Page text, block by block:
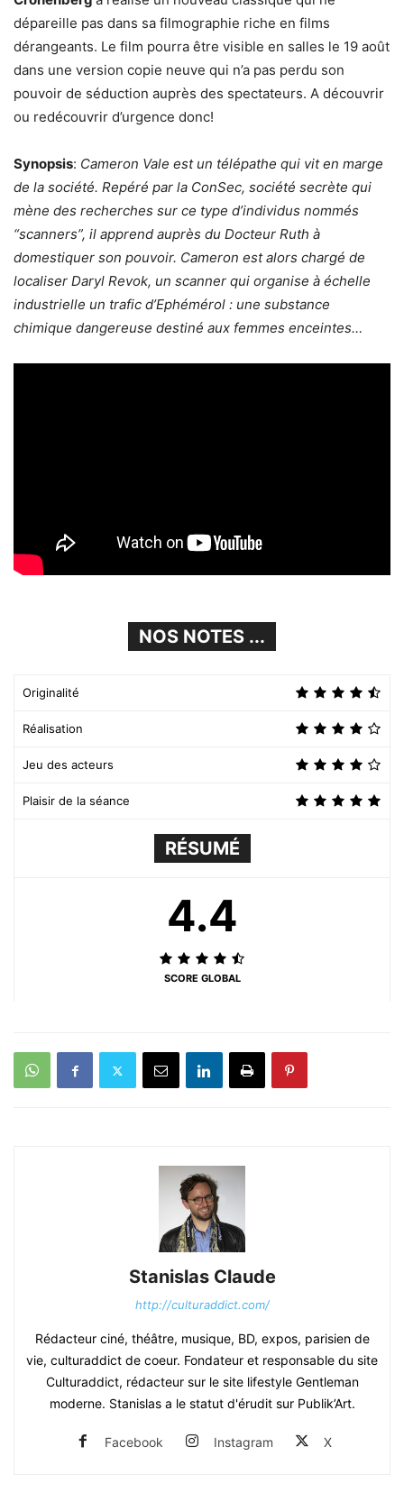
dépareille pas dans sa filmographie riche en films
dérangeants. Le film pourra être visible en salles le 19 août
dans une version copie neuve qui n’a pas perdu son
pouvoir de séduction auprès des spectateurs. A découvrir
ou redécouvrir d’urgence donc!
Synopsis: Cameron Vale est un télépathe qui vit en marge
de la société. Repéré par la ConSec, société secrète qui
mène des recherches sur ce type d’individus nommés
“scanners”, il apprend auprès du Docteur Ruth à
domestiquer son pouvoir. Cameron est alors chargé de
localiser Daryl Revok, un scanner qui organise à échelle
industrielle un trafic d’Ephémérol : une substance
chimique dangereuse destiné aux femmes enceintes…
NOS NOTES ...
Originalité
Réalisation
Jeu des acteurs
Plaisir de la séance
RÉSUMÉ
4.4
SCORE GLOBAL
Stanislas Claude
http://culturaddict.com/
Rédacteur ciné, théâtre, musique, BD, expos, parisien de
vie, culturaddict de coeur. Fondateur et responsable du site
Culturaddict, rédacteur sur le site lifestyle Gentleman
moderne. Stanislas a le statut d'érudit sur Publik’Art.
Facebook Instagram X